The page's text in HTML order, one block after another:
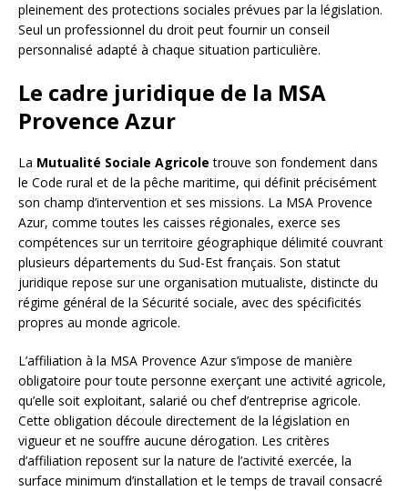
pleinement des protections sociales prévues par la législation.
Seul un professionnel du droit peut fournir un conseil
personnalisé adapté à chaque situation particulière.
Le cadre juridique de la MSA
Provence Azur
La Mutualité Sociale Agricole trouve son fondement dans
le Code rural et de la pêche maritime, qui définit précisément
son champ d’intervention et ses missions. La MSA Provence
Azur, comme toutes les caisses régionales, exerce ses
compétences sur un territoire géographique délimité couvrant
plusieurs départements du Sud-Est français. Son statut
juridique repose sur une organisation mutualiste, distincte du
régime général de la Sécurité sociale, avec des spécificités
propres au monde agricole.
L’affiliation à la MSA Provence Azur s’impose de manière
obligatoire pour toute personne exerçant une activité agricole,
qu’elle soit exploitant, salarié ou chef d’entreprise agricole.
Cette obligation découle directement de la législation en
vigueur et ne souffre aucune dérogation. Les critères
d’affiliation reposent sur la nature de l’activité exercée, la
surface minimum d’installation et le temps de travail consacré